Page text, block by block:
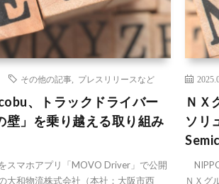
その他の記事 プレスリリースなど
、トラックドライバー
壁」を乗り越える取り組み
スマホアプリ「MOVO Driver」で公開
大和物流株式会社（本社：大阪市西
ＮＸ
ソリ
ＮＸグ